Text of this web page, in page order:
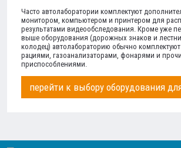
Часто автолаборатории комплектуют
монитором, компьютером и принтером для
результатами видеообследования. Кроме уже
выше оборудования (дорожных знаков и
колодец) автолабораторию обычно
рациями, газоанализаторами, фонарями и
приспособлениями.
перейти к выбору оборудования